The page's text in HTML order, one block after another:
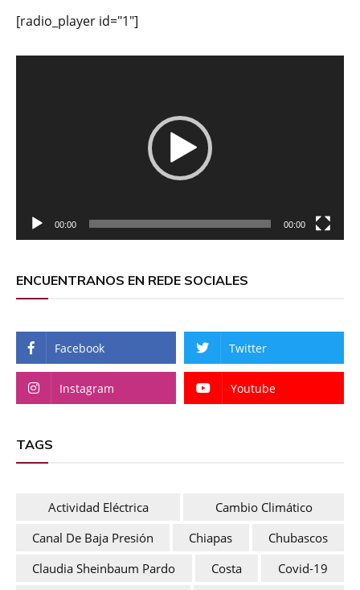
[radio_player id="1"]
00:00 00:00
ENCUENTRANOS EN REDE SOCIALES
Facebook Twitter
Instagram Youtube
TAGS
Actividad Eléctrica
Cambio Climático
Canal De Baja Presión
Chiapas
Chubascos
Claudia Sheinbaum Pardo
Costa
Covid-19